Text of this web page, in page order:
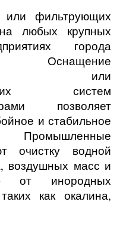
или фильтрующих
любых крупных
города
Оснащение
или
систем
позволяет
и стабильное
Промышленные
очистку водной
воздушных масс и
от инородных
как окалина,